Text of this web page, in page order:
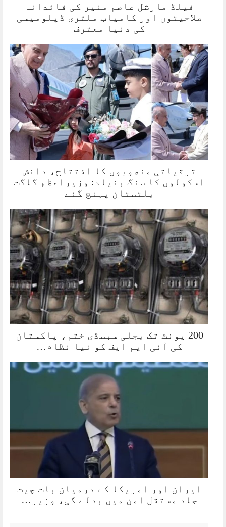
فیلڈ مارشل عاصم منیر کی قائدانہ
صلاحیتوں اور کامیاب ملٹری ڈپلومیسی
کی دنیا معترف
ترقیاتی منصوبوں کا افتتاح، دانش
اسکولوں کا سنگ بنیاد: وزیراعظم گلگت
بلتستان پہنچ گئے
200 یونٹ تک بجلی سبسڈی ختم، پاکستان
کی آئی ایم ایف کو نیا نظام…
ایران اور امریکا کے درمیان بات چیت
جلد مستقل امن میں بدلے گی، وزیر…